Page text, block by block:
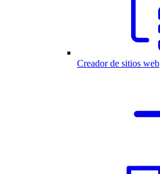
Creador de sitios web